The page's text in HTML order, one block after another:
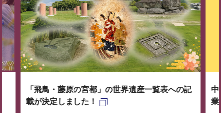
「飛鳥・藤原の宮都」の世界遺産一覧表への記
載が決定しました！
中
業